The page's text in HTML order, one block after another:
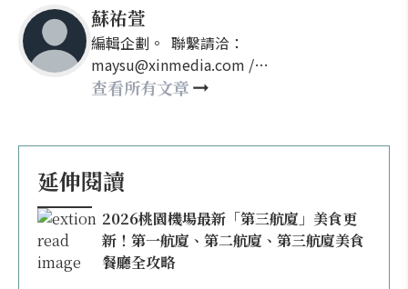
蘇祐萱
編輯企劃。 聯繫請洽：
maysu@xinmedia.com /
may860527@gmail.com
查看所有文章
延伸閱讀
2026桃園機場最新「第三航廈」美食更
新！第一航廈、第二航廈、第三航廈美食
餐廳全攻略